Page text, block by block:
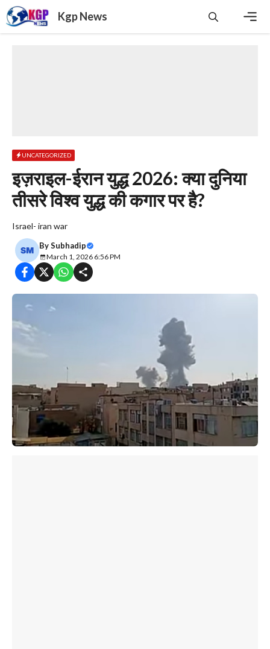
Skip
to
content
Kgp News
UNCATEGORIZED
इज़राइल-ईरान युद्ध 2026: क्या दुनिया
तीसरे विश्व युद्ध की कगार पर है?
Israel- iran war
BySubhadip
March 1, 2026 6:56 PM